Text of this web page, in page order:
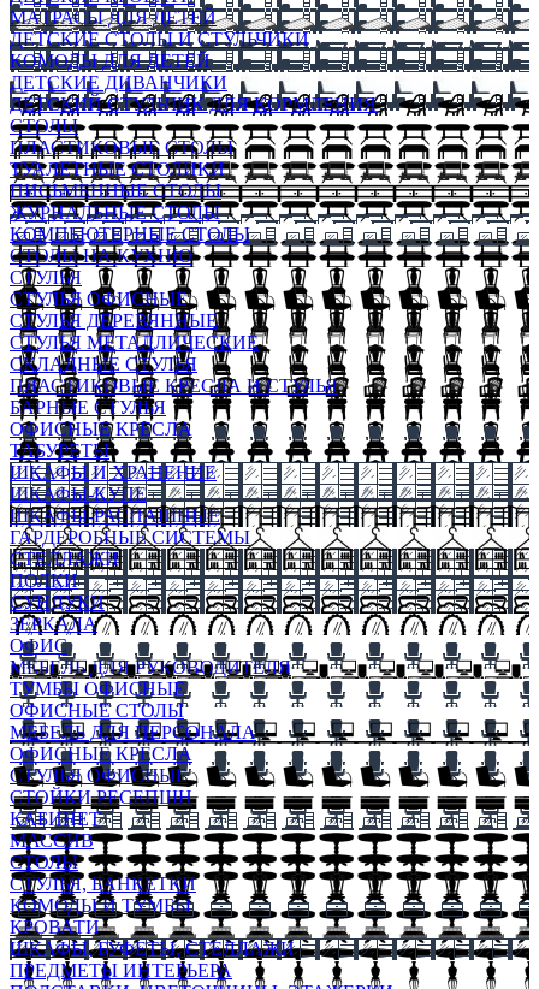
МАТРАСЫ ДЛЯ ДЕТЕЙ
ДЕТСКИЕ СТОЛЫ И СТУЛЬЧИКИ
КОМОДЫ ДЛЯ ДЕТЕЙ
ДЕТСКИЕ ДИВАНЧИКИ
ДЕТСКИЙ СТУЛЬЧИК ДЛЯ КОРМЛЕНИЯ
СТОЛЫ
ПЛАСТИКОВЫЕ СТОЛЫ
ТУАЛЕТНЫЕ СТОЛИКИ
ПИСЬМЕННЫЕ СТОЛЫ
ЖУРНАЛЬНЫЕ СТОЛЫ
КОМПЬЮТЕРНЫЕ СТОЛЫ
СТОЛЫ НА КУХНЮ
СТУЛЬЯ
СТУЛЬЯ ОФИСНЫЕ
СТУЛЬЯ ДЕРЕВЯННЫЕ
СТУЛЬЯ МЕТАЛЛИЧЕСКИЕ
СКЛАДНЫЕ СТУЛЬЯ
ПЛАСТИКОВЫЕ КРЕСЛА И СТУЛЬЯ
БАРНЫЕ СТУЛЬЯ
ОФИСНЫЕ КРЕСЛА
ТАБУРЕТЫ
ШКАФЫ И ХРАНЕНИЕ
ШКАФЫ-КУПЕ
ШКАФЫ-РАСПАШНЫЕ
ГАРДЕРОБНЫЕ СИСТЕМЫ
СТЕЛЛАЖИ
ПОЛКИ
СУНДУКИ
ЗЕРКАЛА
ОФИС
МЕБЕЛЬ ДЛЯ РУКОВОДИТЕЛЯ
ТУМБЫ ОФИСНЫЕ
ОФИСНЫЕ СТОЛЫ
МЕБЕЛЬ ДЛЯ ПЕРСОНАЛА
ОФИСНЫЕ КРЕСЛА
СТУЛЬЯ ОФИСНЫЕ
СТОЙКИ РЕСЕПШН
КАБИНЕТ
МАССИВ
СТОЛЫ
СТУЛЬЯ, БАНКЕТКИ
КОМОДЫ И ТУМБЫ
КРОВАТИ
ШКАФЫ, БУФЕТЫ, СТЕЛЛАЖИ
ПРЕДМЕТЫ ИНТЕРЬЕРА